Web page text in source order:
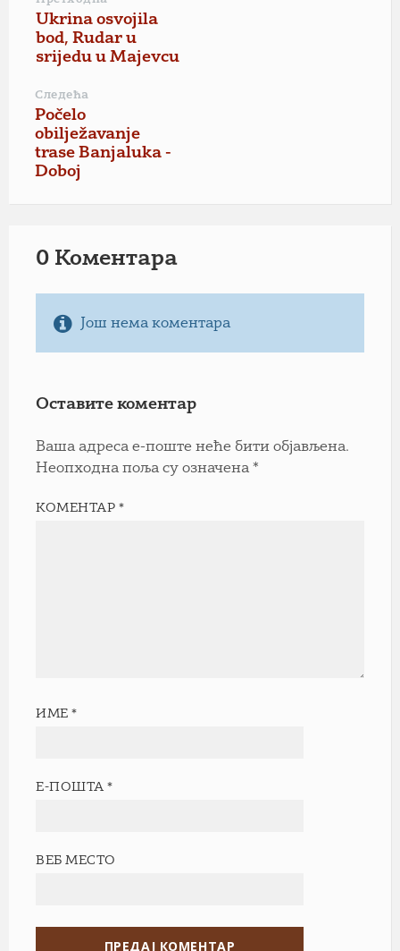
Ukrina osvojila
bod, Rudar u
srijedu u Majevcu
Следећа
Počelo
obilježavanje
trase Banjaluka -
Doboj
0 Коментарa
Још нема коментара
Оставите коментар
Ваша адреса е-поште неће бити објављена.
Неопходна поља су означена *
КОМЕНТАР*
ИМЕ*
Е-ПОШТА*
ВЕБ МЕСТО